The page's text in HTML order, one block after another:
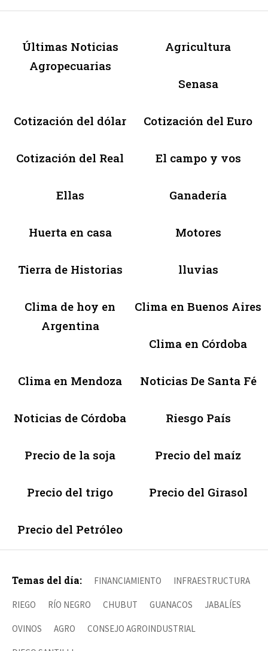
Últimas Noticias
Agropecuarias
Agricultura
Senasa
Cotización del dólar Cotización del Euro
Cotización del Real El campo y vos
Ellas Ganadería
Huerta en casa Motores
Tierra de Historias lluvias
Clima de hoy en
Argentina
Clima en Buenos Aires
Clima en Córdoba
Clima en Mendoza Noticias De Santa Fé
Noticias de Córdoba Riesgo País
Precio de la soja Precio del maíz
Precio del trigo Precio del Girasol
Precio del Petróleo
Temas del día: FINANCIAMIENTO INFRAESTRUCTURA
RIEGO RÍO NEGRO CHUBUT GUANACOS JABALÍES
OVINOS AGRO CONSEJO AGROINDUSTRIAL